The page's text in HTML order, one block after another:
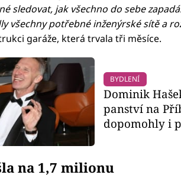
sledovat, jak všechno do sebe
všechny potřebné inženýrské sítě a
garáže, která trvala tři měsíce.
BYDLENÍ
Dominik
panství na
dopomohly i
na 1,7 milionu